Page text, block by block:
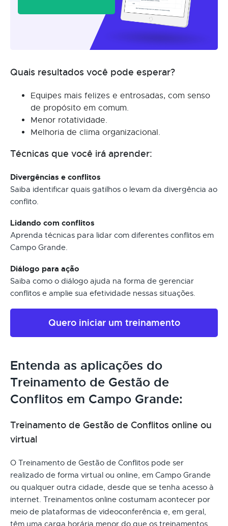
Quais resultados você pode esperar?
Equipes mais felizes e entrosadas, com senso
de propósito em comum.
Menor rotatividade.
Melhoria de clima organizacional.
Técnicas que você irá aprender:
Divergências e conflitos
Saiba identificar quais gatilhos o levam da divergência ao
conflito.
Lidando com conflitos
Aprenda técnicas para lidar com diferentes conflitos em
Campo Grande.
Diálogo para ação
Saiba como o diálogo ajuda na forma de gerenciar
conflitos e amplie sua efetividade nessas situações.
Quero iniciar um treinamento
Entenda as aplicações do
Treinamento de Gestão de
Conflitos em Campo Grande:
Treinamento de Gestão de Conflitos online ou
virtual
O Treinamento de Gestão de Conflitos pode ser
realizado de forma virtual ou online, em Campo Grande
ou qualquer outra cidade, desde que se tenha acesso à
internet. Treinamentos online costumam acontecer por
meio de plataformas de videoconferência e, em geral,
têm uma carga horária menor do que os treinamentos